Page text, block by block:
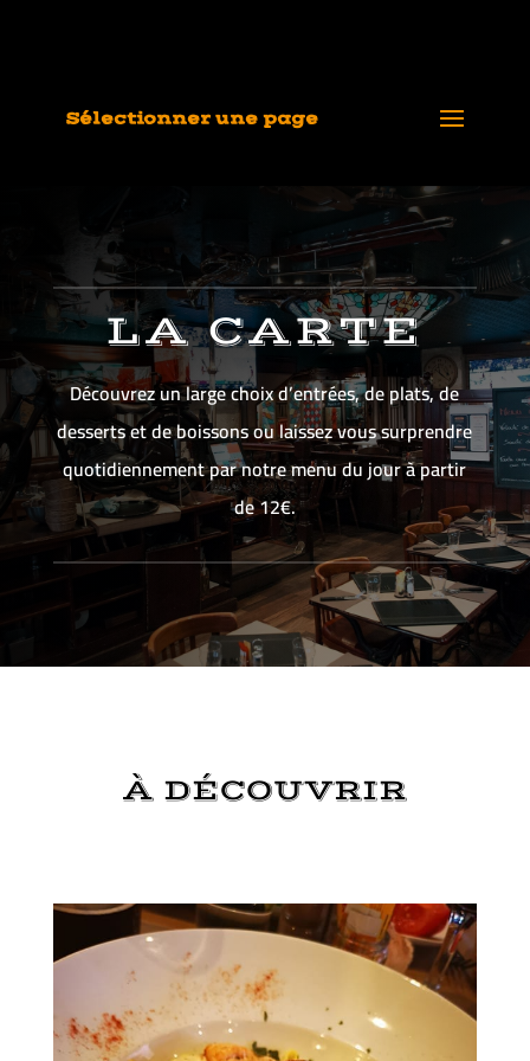
Sélectionner une page
LA CARTE
Découvrez un large choix d’entrées, de plats, de
desserts et de boissons ou laissez vous surprendre
quotidiennement par notre menu du jour à partir
de 12€.
À DÉCOUVRIR